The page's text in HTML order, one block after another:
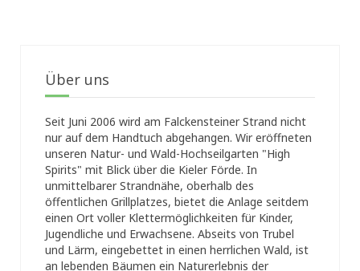
Über uns
Seit Juni 2006 wird am Falckensteiner Strand nicht
nur auf dem Handtuch abgehangen. Wir eröffneten
unseren Natur- und Wald-Hochseilgarten "High
Spirits" mit Blick über die Kieler Förde. In
unmittelbarer Strandnähe, oberhalb des
öffentlichen Grillplatzes, bietet die Anlage seitdem
einen Ort voller Klettermöglichkeiten für Kinder,
Jugendliche und Erwachsene. Abseits von Trubel
und Lärm, eingebettet in einen herrlichen Wald, ist
an lebenden Bäumen ein Naturerlebnis der